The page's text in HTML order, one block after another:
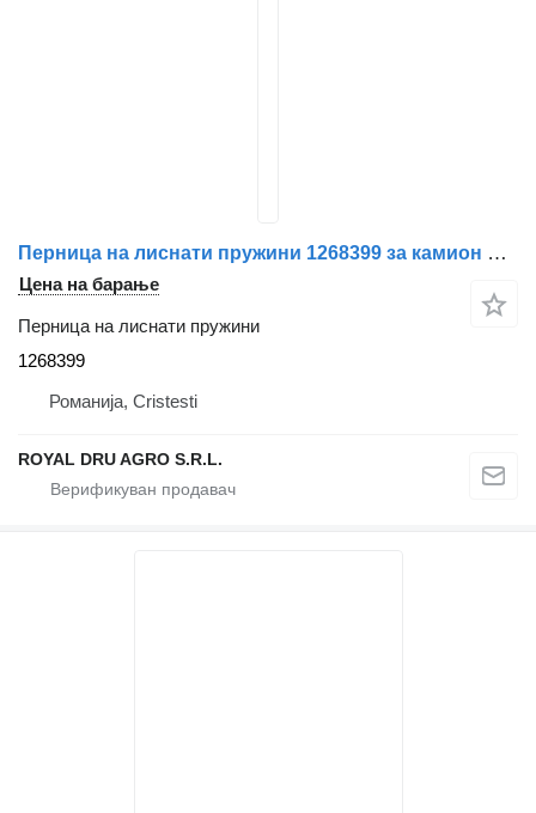
Перница на лиснати пружини 1268399 за камион DAF
Цена на барање
Перница на лиснати пружини
1268399
Романија, Cristesti
ROYAL DRU AGRO S.R.L.